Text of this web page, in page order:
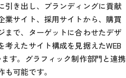
引き出し、ブランディングに貢献
業サイト、採用サイトから、購買
まで、ターゲットに合わせたデザ
えたサイト構成を見据えたWEB
す。グラフィック制作部門と連携
可能です。